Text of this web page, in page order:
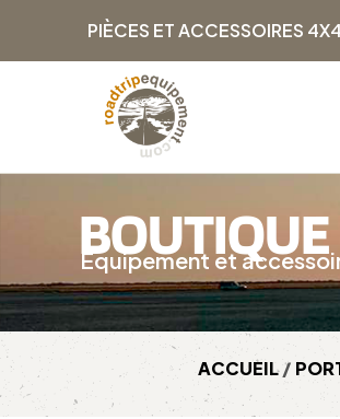
PIÈCES ET ACCESSOIRES
BOUTIQUE
Équipement et
ACCUEIL/